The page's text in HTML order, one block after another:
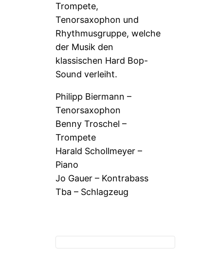
Trompete,
Tenorsaxophon und
Rhythmusgruppe, welche
der Musik den
klassischen Hard Bop-
Sound verleiht.
Philipp Biermann –
Tenorsaxophon
Benny Troschel –
Trompete
Harald Schollmeyer –
Piano
Jo Gauer – Kontrabass
Tba – Schlagzeug